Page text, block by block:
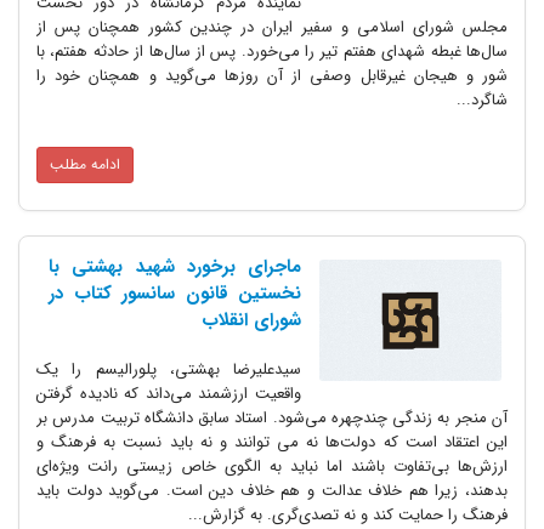
مجلس شورای اسلامی و سفیر ایران در چندین کشور همچنان پس از
سال‌ها غبطه شهدای هفتم تیر را می‌خورد. پس از سال‌ها از حادثه هفتم، با
شور و هیجان غیرقابل وصفی از آن روز‌ها می‌گوید و همچنان خود را
شاگرد...
ادامه مطلب
ماجرای برخورد شهید بهشتی با
نخستین قانون سانسور کتاب در
شورای انقلاب
سیدعلیرضا بهشتی، پلورالیسم را یک
واقعیت ارزشمند می‌داند که نادیده گرفتن
آن منجر به زندگی چندچهره می‌شود. استاد سابق دانشگاه تربیت مدرس بر
این اعتقاد است که دولت‌ها نه می توانند و نه باید نسبت به فرهنگ و
ارزش‌ها بی‌تفاوت باشند اما نباید به الگوی خاص زیستی رانت ویژه‌ای
بدهند، زیرا هم خلاف عدالت و هم خلاف دین است. می‌گوید دولت باید
فرهنگ را حمایت کند و نه تصدی‌گری. به گزارش...